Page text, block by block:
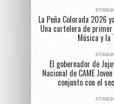
07/08/
La Peña Colorada 2026
Una cartelera de
Música y la
07/08/
El gobernador de
Nacional de CAME
conjunto con el
07/08/